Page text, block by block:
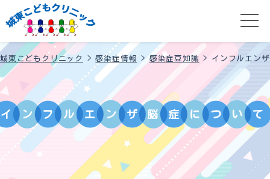
城東こどもクリニック >感染症情報 > 感染症豆知識 > インフルエン
イ ン フ ル エ ン ザ 脳 症 に つ い て